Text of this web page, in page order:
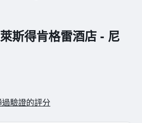
斯得肯格雷酒店 - 尼
驗證的評分